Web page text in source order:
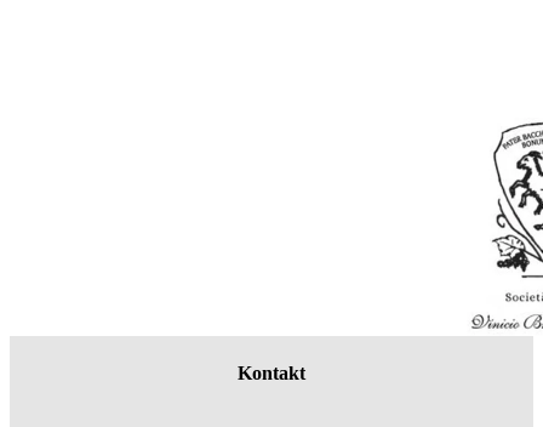
Kontakt